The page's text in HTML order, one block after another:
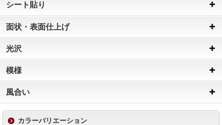
シート貼り
面状・表面仕上げ
光沢
模様
風合い
カラーバリエーション